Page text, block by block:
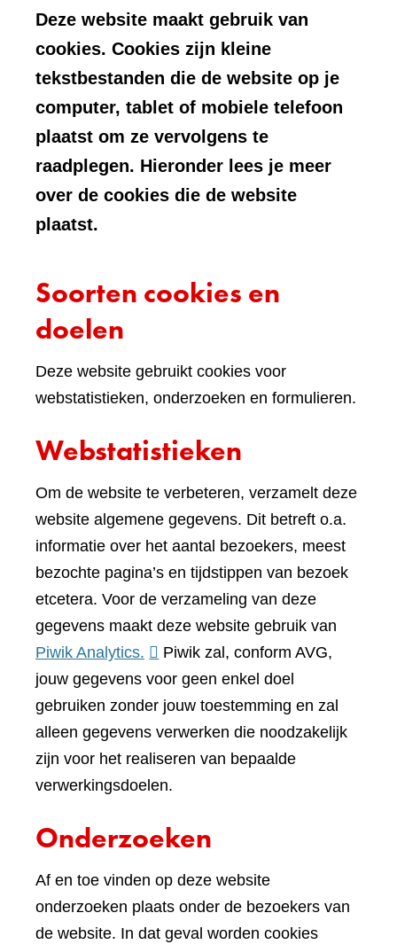
Deze website maakt gebruik van
cookies. Cookies zijn kleine
tekstbestanden die de website op je
computer, tablet of mobiele telefoon
plaatst om ze vervolgens te
raadplegen. Hieronder lees je meer
over de cookies die de website
plaatst.
Soorten cookies en
doelen
Deze website gebruikt cookies voor
webstatistieken, onderzoeken en formulieren.
Webstatistieken
Om de website te verbeteren, verzamelt deze
website algemene gegevens. Dit betreft o.a.
informatie over het aantal bezoekers, meest
bezochte pagina’s en tijdstippen van bezoek
etcetera. Voor de verzameling van deze
gegevens maakt deze website gebruik van
Piwik Analytics. (verwijst
naar
een
andere
website)
Piwik zal, conform AVG,
jouw gegevens voor geen enkel doel
gebruiken zonder jouw toestemming en zal
alleen gegevens verwerken die noodzakelijk
zijn voor het realiseren van bepaalde
verwerkingsdoelen.
Onderzoeken
Af en toe vinden op deze website
onderzoeken plaats onder de bezoekers van
de website. In dat geval worden cookies